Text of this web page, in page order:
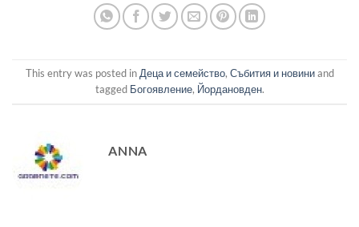
This entry was posted inДеца и семейство, Събития и новиниand
tagged Богоявление, Йордановден.
ANNA